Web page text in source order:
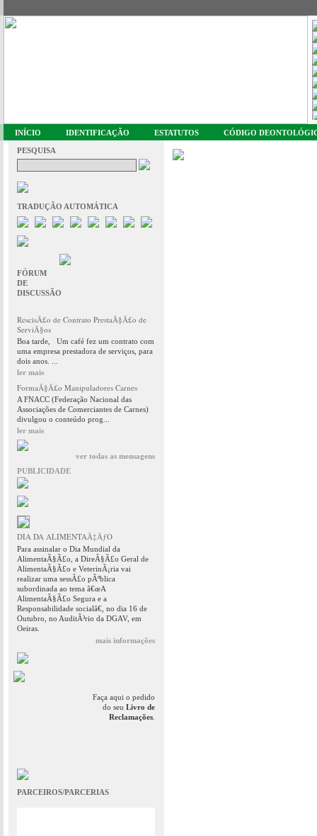
INÍCIO IDENTIFICAÇÃO ESTATUTOS CÓDIGO
PESQUISA
TRADUÇÃO AUTOMÁTICA
FÓRUM
DE
DISCUSSÃO
RescisÃ£o de Contrato PrestaÃ§Ã£o de
ServiÃ§os
Boa tarde, Um café fez um contrato com
uma empresa prestadora de serviços, para
dois anos. ...
ler mais
FormaÃ§Ã£o Manipuladores Carnes
A FNACC (Federação Nacional das
Associações de Comerciantes de Carnes)
divulgou o conteúdo prog...
ler mais
ver todas as mensagens
PUBLICIDADE
DIA DA ALIMENTAÃ‡ÃƒO
Para assinalar o Dia Mundial da
AlimentaÃ§Ã£o, a DireÃ§Ã£o Geral de
AlimentaÃ§Ã£o e VeterinÃ¡ria vai
realizar uma sessÃ£o pÃºblica
subordinada ao tema â€œA
AlimentaÃ§Ã£o Segura e a
Responsabilidade socialâ€, no dia 16 de
Outubro, no AuditÃ³rio da DGAV, em
Oeiras.
mais informações
Faça aqui o pedido
do seu Livro de
Reclamações
PARCEIROS/PARCERIAS